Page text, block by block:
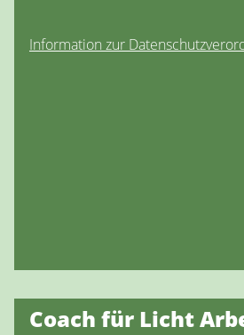
Coach für Licht
Information zur